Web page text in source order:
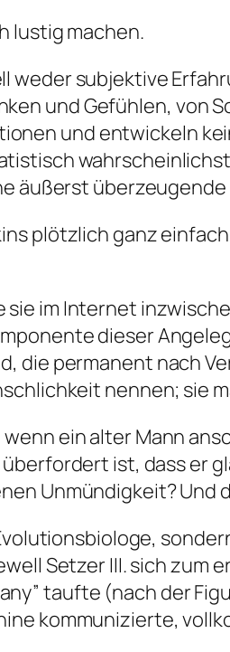
lustig machen.
weder subjektive
und Gefühlen, von
und entwickeln
äußerst
plötzlich ganz
im Internet
dieser
die permanent nach
nennen; sie
ein alter Mann
ist, dass er
Unmündigkeit? Und
Setzer III. sich zum
taufte (nach der
kommunizierte,